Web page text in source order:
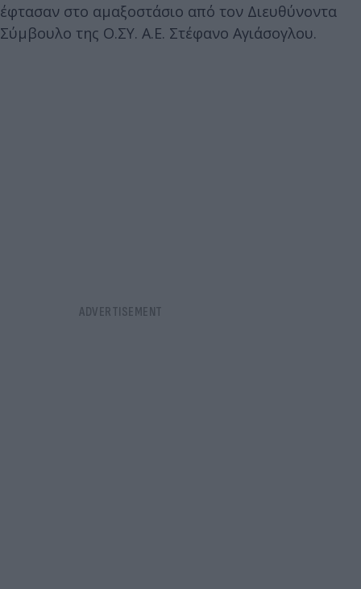
έφτασαν στο αμαξοστάσιο από τον Διευθύνοντα
Σύμβουλο της Ο.ΣΥ. Α.Ε. Στέφανο Αγιάσογλου.